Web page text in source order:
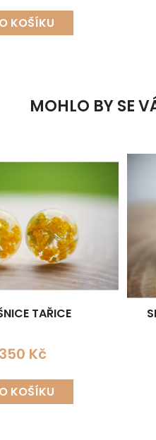
KOŠÍKU
MOHLO BY SE
TAŘICE
350 Kč
KOŠÍKU